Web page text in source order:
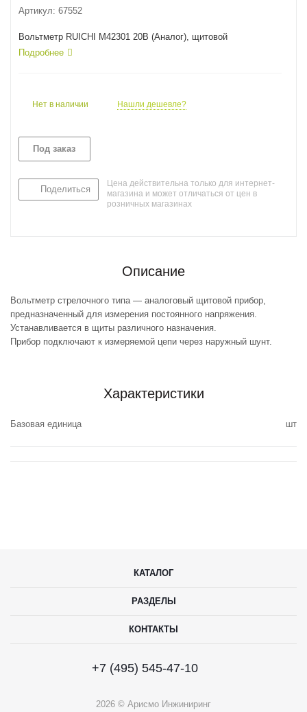
Артикул: 67552
Вольтметр RUICHI М42301 20В (Аналог), щитовой
Подробнее
Нет в наличии Нашли дешевле?
Под заказ
Поделиться
Цена действительна только для интернет-
магазина и может отличаться от цен в
розничных магазинах
Описание
Вольтметр стрелочного типа — аналоговый щитовой прибор,
предназначенный для измерения постоянного напряжения.
Устанавливается в щиты различного назначения.
Прибор подключают к измеряемой цепи через наружный шунт.
Характеристики
Базовая единица шт
КАТАЛОГ
РАЗДЕЛЫ
КОНТАКТЫ
+7 (495) 545-47-10
2026 © Арисмо Инжиниринг